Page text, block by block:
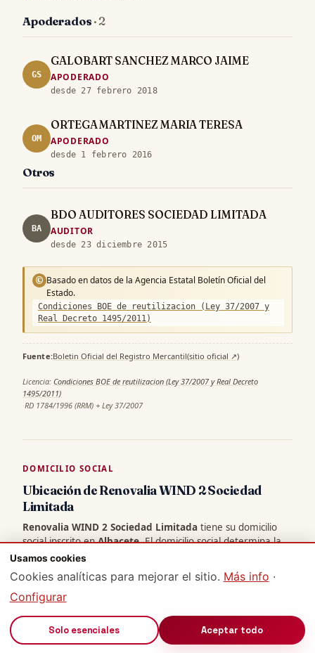
Apoderados · 2
GS
GALOBART SANCHEZ MARCO JAIME
APODERADO
desde 27 febrero 2018
OM
ORTEGA MARTINEZ MARIA TERESA
APODERADO
desde 1 febrero 2016
Otros
BA
BDO AUDITORES SOCIEDAD LIMITADA
AUDITOR
desde 23 diciembre 2015
© Basado en datos de la Agencia Estatal Boletín Oficial del
Estado.
Condiciones BOE de reutilizacion (Ley 37/2007 y
Real Decreto 1495/2011)
Fuente:Boletin Oficial del Registro Mercantil(sitio oficial ↗)·
Licencia: Condiciones BOE de reutilizacion (Ley 37/2007 y Real Decreto
1495/2011)
·RD 1784/1996 (RRM) + Ley 37/2007
DOMICILIO SOCIAL
Ubicación de Renovalia WIND 2 Sociedad
Limitada
Renovalia WIND 2 Sociedad Limitada tiene su domicilio
social inscrito enAlbacete. El domicilio social determina la
jurisdicción competente y la nacionalidad jurídica de la
art. 9 LSC
). Mapa centrado en la capital de
provincia — para la dirección exacta verifica en el Registro
Mercantil.
Usamos cookies
Cookies analíticas para mejorar el sitio. Más info ·
Configurar
Solo esenciales Aceptar todo